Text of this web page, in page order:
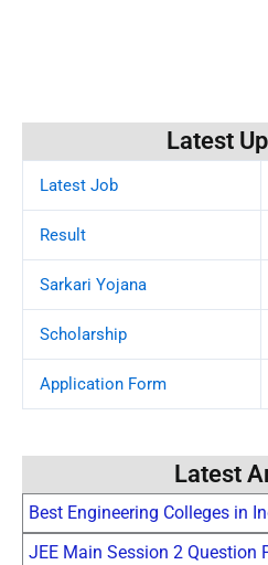
Latest
Latest Job
Result
Sarkari Yojana
Scholarship
Application Form
Latest
Best Engineering Colleges in
JEE Main Session 2 Question